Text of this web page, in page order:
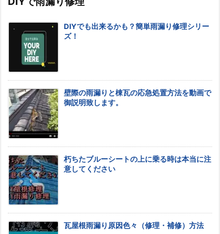
DIYでも出来るかも？簡単雨漏り修理シリー
ズ！
壁際の雨漏りと棟瓦の応急処置方法を動画で
御説明致します。
朽ちたブルーシートの上に乗る時は本当に注
意してください
瓦屋根雨漏り原因色々（修理・補修）方法